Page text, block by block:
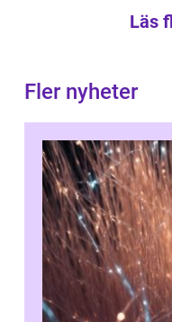
Läs
Fler nyheter